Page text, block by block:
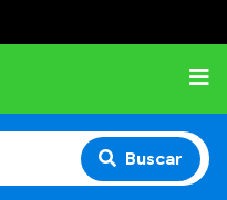
Buscar